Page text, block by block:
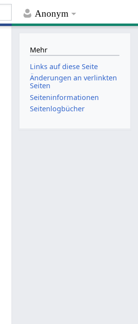
Anonym
Mehr
Links auf diese Seite
Änderungen an verlinkten
Seiten
Seiten­­informationen
Seitenlogbücher